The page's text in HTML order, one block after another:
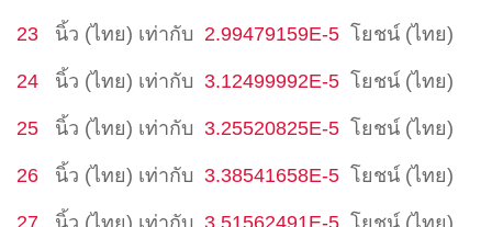
23 นิ้ว (ไทย) เท่ากับ 2.99479159E-5 โยชน์ (ไทย)
24 นิ้ว (ไทย) เท่ากับ 3.12499992E-5 โยชน์ (ไทย)
25 นิ้ว (ไทย) เท่ากับ 3.25520825E-5 โยชน์ (ไทย)
26 นิ้ว (ไทย) เท่ากับ 3.38541658E-5 โยชน์ (ไทย)